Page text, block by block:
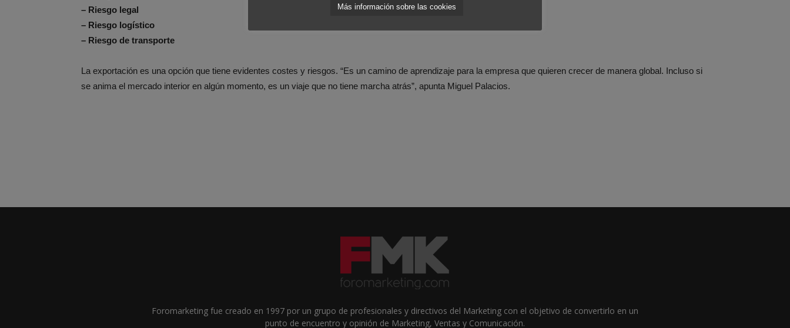
– Riesgo legal
– Riesgo logístico
– Riesgo de transporte
La exportación es una opción que tiene evidentes costes y riesgos. “Es un camino de aprendizaje para la empresa que quieren crecer de manera global. Incluso si
se anima el mercado interior en algún momento, es un viaje que no tiene marcha atrás”, apunta Miguel Palacios.
Foromarketing fue creado en 1997 por un grupo de profesionales y directivos del Marketing con el objetivo de convertirlo en un
punto de encuentro y opinión de Marketing, Ventas y Comunicación.
Más información sobre las cookies